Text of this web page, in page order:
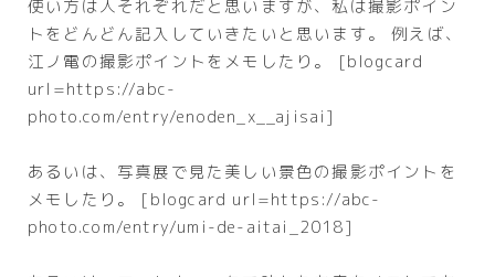
使い方は人それぞれだと思いますが、私は撮影ポイン
トをどんどん記入していきたいと思います。 例えば、
江ノ電の撮影ポイントをメモしたり。 [blogcard
url=https://abc-
photo.com/entry/enoden_x__ajisai]
あるいは、写真展で見た美しい景色の撮影ポイントを
メモしたり。 [blogcard url=https://abc-
photo.com/entry/umi-de-aitai_2018]